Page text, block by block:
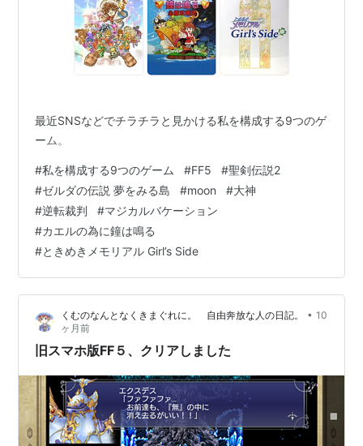
最近SNSなどでチラチラと見かける私を構成する9つのゲ
ーム。
#私を構成する9つのゲーム #FF5 #聖剣伝説2
#ゼルダの伝説 夢をみる島 #moon #大神
#逆転裁判 #マジカルバケーション
#カエルの為に鐘は鳴る
#ときめきメモリアル Girl’s Side
くむのなんとなくきまぐれに。 自由奔放な人の日記。 • 10
ヶ月前
旧スマホ版FF５、クリアしました